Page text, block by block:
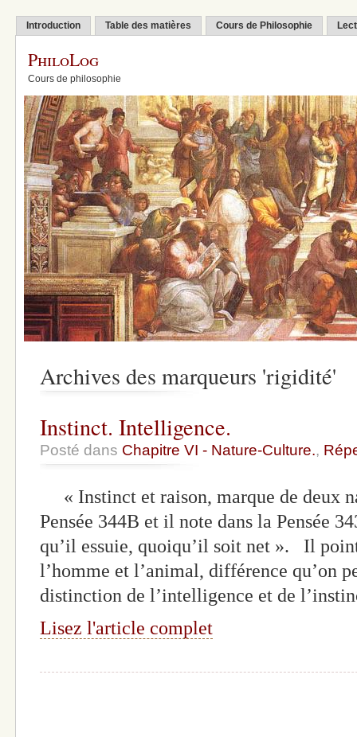
Introduction Table des matières Cours de Philosophie
PhiloLog
Cours de philosophie
Archives des marqueurs 'rigidité'
Instinct. Intelligence.
Posté dans Chapitre VI - Nature-Culture.,
« Instinct et raison, marque de deux
Pensée 344B et il note dans la Pensée
qu’il essuie, quoiqu’il soit net ». Il
l’homme et l’animal, différence qu’on
distinction de l’intelligence et de
Lisez l'article complet